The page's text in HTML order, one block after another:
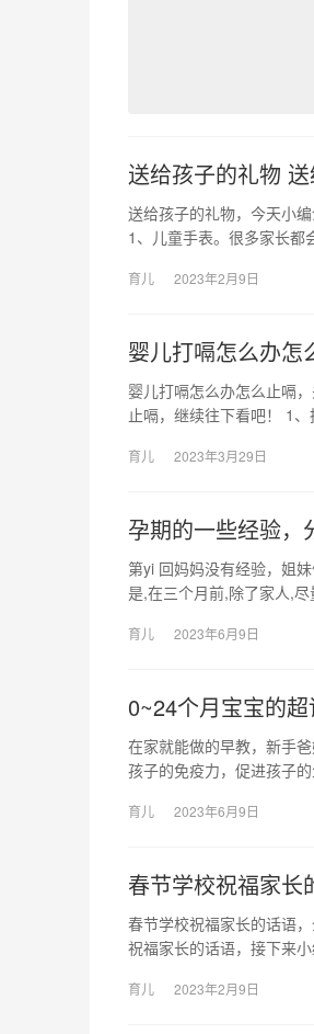
送给孩子的礼物
送给孩子的礼物，今天小
1、儿童手表。很多家长
育儿 2023年2月9日
婴儿打嗝怎么办怎
婴儿打嗝怎么办怎么止嗝
止嗝，继续往下看吧！ 1
育儿 2023年3月29日
孕期的一些经验，
第yi 回妈妈没有经验，姐
是,在三个月前,除了家人,
育儿 2023年6月9日
0~24个月宝宝的
在家就能做的早教，新手
孩子的免疫力，促进孩子
育儿 2023年6月9日
春节学校祝福家长
春节学校祝福家长的话语
祝福家长的话语，接下来
育儿 2023年2月9日